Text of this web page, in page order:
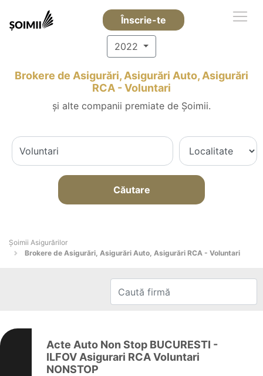
Înscrie-te
2022
Brokere de Asigurări, Asigurări Auto, Asigurări
RCA - Voluntari
și alte companii premiate de Șoimii.
Căutare
Șoimii Asigurărilor
Brokere de Asigurări, Asigurări Auto, Asigurări RCA - Voluntari
Acte Auto Non Stop BUCURESTI -
ILFOV Asigurari RCA Voluntari
NONSTOP